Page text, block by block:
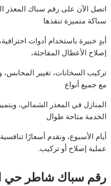
اتصل الآن على رقم سباك المعذر
سباكة متميزة تنفذها
أيدٍ خبيرة باستخدام أدوات
إصلاح الأعطال المفاجئة،
تركيب السخانات، تغيير المحابس،
مع جميع أنواع
المنازل في المعذر الشمالي،
الخدمة متاحة طوال
أيام الأسبوع، ونقدم أسعارًا
عملية إصلاح أو تركيب.
رقم سباك شاطر حي